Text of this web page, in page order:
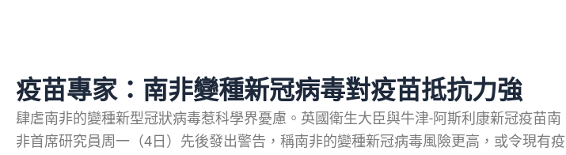
疫苗專家：南非變種新冠病毒對疫苗抵抗力強
肆虐南非的變種新型冠狀病毒惹科學界憂慮。英國衛生大臣與牛津-阿斯利康新冠疫苗南
非首席研究員周一（4日）先後發出警告，稱南非的變種新冠病毒風險更高，或令現有疫